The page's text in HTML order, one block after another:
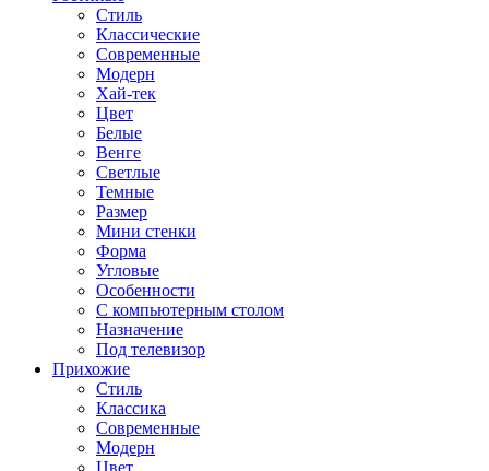
Стиль
Классические
Современные
Модерн
Хай-тек
Цвет
Белые
Венге
Светлые
Темные
Размер
Мини стенки
Форма
Угловые
Особенности
С компьютерным столом
Назначение
Под телевизор
Прихожие
Стиль
Классика
Современные
Модерн
Цвет